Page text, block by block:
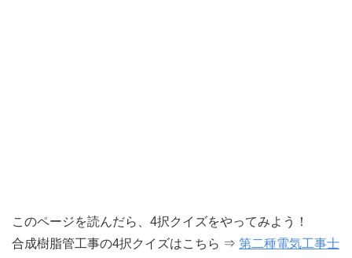
このページを読んだら、4択クイズをやってみよう！
合成樹脂管工事の4択クイズはこちら ⇒ 第二種電気工事士